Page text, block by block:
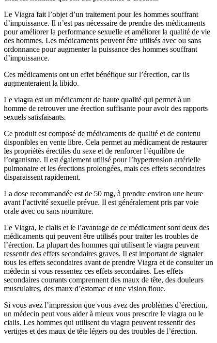
Le Viagra fait l’objet d’un traitement pour les hommes souffrant
d’impuissance. Il n’est pas nécessaire de prendre des médicaments
pour améliorer la performance sexuelle et améliorer la qualité de vie
des hommes. Les médicaments peuvent être utilisés avec ou sans
ordonnance pour augmenter la puissance des hommes souffrant
d’impuissance.
Ces médicaments ont un effet bénéfique sur l’érection, car ils
augmenteraient la libido.
Le viagra est un médicament de haute qualité qui permet à un
homme de retrouver une érection suffisante pour avoir des rapports
sexuels satisfaisants.
Ce produit est composé de médicaments de qualité et de contenu
disponibles en vente libre. Cela permet au médicament de restaurer
les propriétés érectiles du sexe et de renforcer l’équilibre de
l’organisme. Il est également utilisé pour l’hypertension artérielle
pulmonaire et les érections prolongées, mais ces effets secondaires
disparaissent rapidement.
La dose recommandée est de 50 mg, à prendre environ une heure
avant l’activité sexuelle prévue. Il est généralement pris par voie
orale avec ou sans nourriture.
Le Viagra, le cialis et le l’avantage de ce médicament sont deux des
médicaments qui peuvent être utilisés pour traiter les troubles de
l’érection. La plupart des hommes qui utilisent le viagra peuvent
ressentir des effets secondaires graves. Il est important de signaler
tous les effets secondaires avant de prendre Viagra et de consulter un
médecin si vous ressentez ces effets secondaires. Les effets
secondaires courants comprennent des maux de tête, des douleurs
musculaires, des maux d’estomac et une vision floue.
Si vous avez l’impression que vous avez des problèmes d’érection,
un médecin peut vous aider à mieux vous prescrire le viagra ou le
cialis. Les hommes qui utilisent du viagra peuvent ressentir des
vertiges et des maux de tête légers ou des troubles de l’érection.